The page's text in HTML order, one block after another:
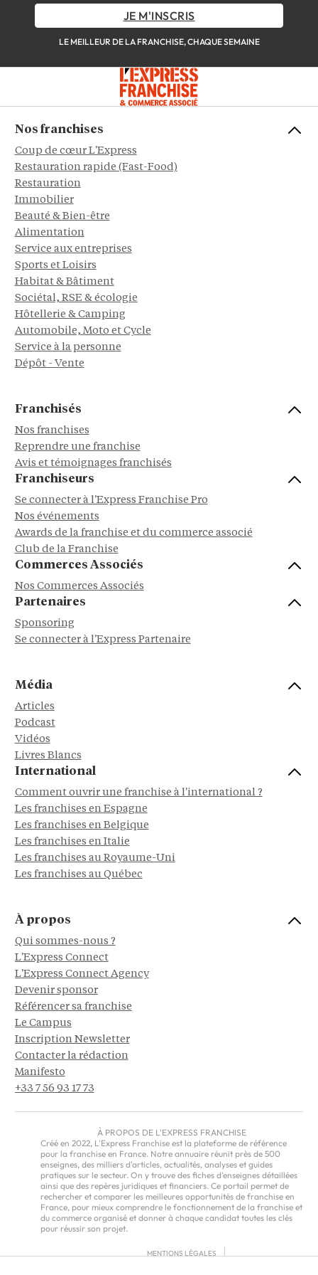
JE M'INSCRIS
LE MEILLEUR DE LA FRANCHISE, CHAQUE SEMAINE
Nos franchises
Coup de cœur L'Express
Restauration rapide (Fast-Food)
Restauration
Immobilier
Beauté & Bien-être
Alimentation
Service aux entreprises
Sports et Loisirs
Habitat & Bâtiment
Sociétal, RSE & écologie
Hôtellerie & Camping
Automobile, Moto et Cycle
Service à la personne
Dépôt - Vente
Franchisés
Nos franchises
Reprendre une franchise
Avis et témoignages franchisés
Franchiseurs
Se connecter à l'Express Franchise Pro
Nos événements
Awards de la franchise et du commerce associé
Club de la Franchise
Commerces Associés
Nos Commerces Associés
Partenaires
Sponsoring
Se connecter à l'Express Partenaire
Média
Articles
Podcast
Vidéos
Livres Blancs
International
Comment ouvrir une franchise à l'international ?
Les franchises en Espagne
Les franchises en Belgique
Les franchises en Italie
Les franchises au Royaume-Uni
Les franchises au Québec
À propos
Qui sommes-nous ?
L'Express Connect
L'Express Connect Agency
Devenir sponsor
Référencer sa franchise
Le Campus
Inscription Newsletter
Contacter la rédaction
Manifesto
+33 7 56 93 17 73
À PROPOS DE L'EXPRESS FRANCHISE
Créé en 2022, L'Express Franchise est la plateforme de référence
pour la franchise en France. Notre annuaire réunit près de 500
enseignes, des milliers d'articles, actualités, analyses et guides
pratiques sur le secteur. On y trouve des fiches d'enseignes détaillées
ainsi que des repères juridiques et financiers. Ce portail permet de
rechercher et comparer les meilleures opportunités de franchise en
France, pour mieux comprendre le fonctionnement de la franchise et
du commerce organisé et donner à chaque candidat toutes les clés
pour réussir son projet.
MENTIONS LÉGALES